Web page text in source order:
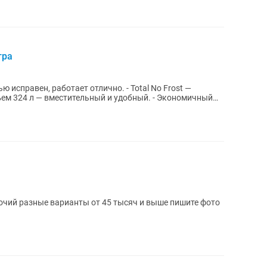
исправен, работает отлично. - Total No Frost —
324 л — вместительный и удобный. - Экономичный
разные варианты от 45 тысяч и выше пишите фото